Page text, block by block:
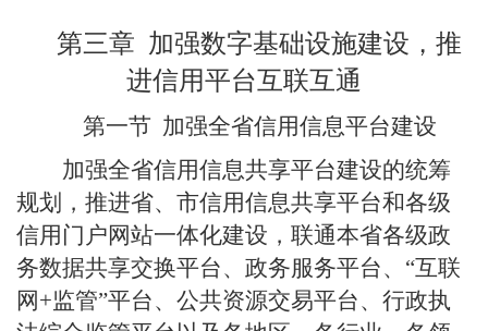
第三章 加强数字基础设施建设，推
进信用平台互联互通
第一节 加强全省信用信息平台建设
加强全省信用信息共享平台建设的统筹
规划，推进省、市信用信息共享平台和各级
信用门户网站一体化建设，联通本省各级政
务数据共享交换平台、政务服务平台、“互联
网+监管”平台、公共资源交易平台、行政执